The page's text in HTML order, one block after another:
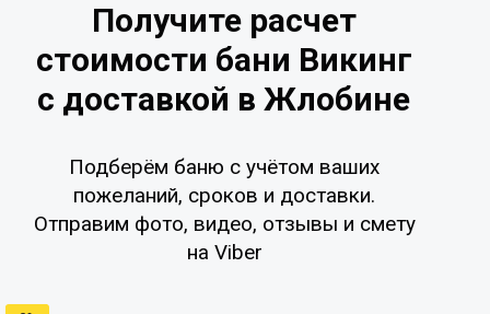
Подберём баню с учётом ваших
пожеланий, сроков и доставки.
Отправим фото, видео, отзывы и смету
на Viber
Получите расчет
стоимости бани Викинг
с доставкой в Жлобине